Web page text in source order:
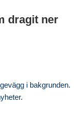
dragit ner